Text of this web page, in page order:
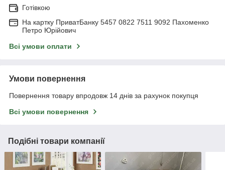
Готівкою
На картку ПриватБанку 5457 0822 7511 9092 Пахоменко
Петро Юрійович
Всі умови оплати
Умови повернення
Повернення товару впродовж 14 днів за рахунок покупця
Всі умови повернення
Подібні товари компанії